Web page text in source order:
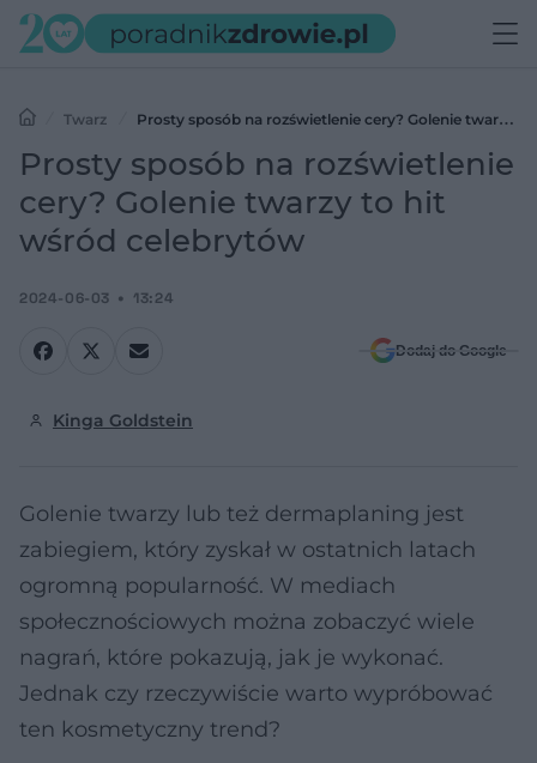
Twarz
Prosty sposób na rozświetlenie cery? Golenie twarzy
to hit wśród celebrytów
Prosty sposób na rozświetlenie
cery? Golenie twarzy to hit
wśród celebrytów
2024-06-03 13:24
Dodaj do Google
Kinga Goldstein
Golenie twarzy lub też dermaplaning jest
zabiegiem, który zyskał w ostatnich latach
ogromną popularność. W mediach
społecznościowych można zobaczyć wiele
nagrań, które pokazują, jak je wykonać.
Jednak czy rzeczywiście warto wypróbować
ten kosmetyczny trend?